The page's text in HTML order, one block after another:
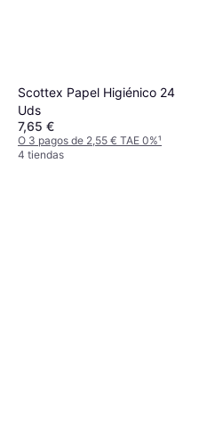
Scottex Papel Higiénico 24
Uds
7,65 €
O 3 pagos de 2,55 € TAE 0%¹
4 tiendas